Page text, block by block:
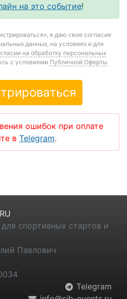
на это событие!
я даю свое согласие
данных, на условиях и для
на обработку персональных
с условиями Публичной Оферты
ошибок при оплате
в Telegram.
спортивных стартов и
Павлович
Telegram